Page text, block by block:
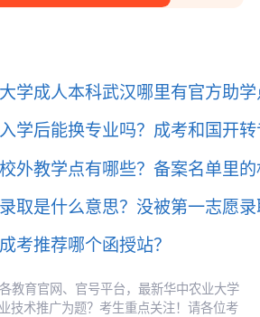
学成人本科武汉哪里有官方助
学后能换专业吗？成考和国开
外教学点有哪些？备案名单里
取是什么意思？没被第一志愿
考推荐哪个函授站？
教育官网、官号平台，最新华中农业大学
技术推广为题？考生重点关注！请各位考